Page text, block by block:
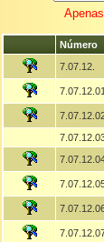
Número
7.07.12.
7.07.12.01.